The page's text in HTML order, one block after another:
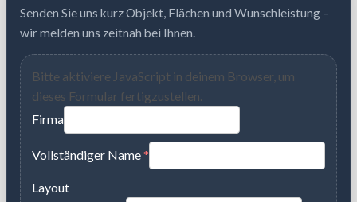
Senden Sie uns kurz Objekt, Flächen und Wunschleistung –
wir melden uns zeitnah bei Ihnen.
Bitte aktiviere JavaScript in deinem Browser, um
dieses Formular fertigzustellen.
Firma
Vollständiger Name*
Layout